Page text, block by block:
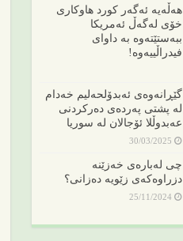
هەڵەیە ئەگەر کورد هاوکاری
خۆی لەگەڵ ئەمریکا
ببەستێتەوە بە داوای
فیدراڵییەوە!
گێڕانەوەی ئەبدۆلحەلیم خەدام
لە پشتی پەردەی دەرکردنی
عەبدوڵلا ئۆجالان لە سوریا
30/03/2025
چی لەبارەی خەزێنە
دزراوەکەی زێویە دەزانی؟
25/11/2024